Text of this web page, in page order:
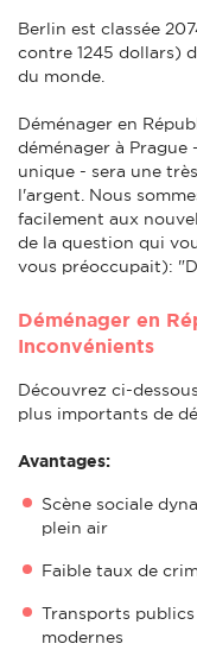
Berlin est classée
contre 1245 dollars)
du monde.
Déménager en
déménager à
unique - sera une
l'argent. Nous
facilement aux
de la question qui
vous préoccupait):
Déménager en
Inconvénients
Découvrez ci-
plus importants de
Avantages:
Scène sociale
plein air
Faible taux de
Transports
modernes